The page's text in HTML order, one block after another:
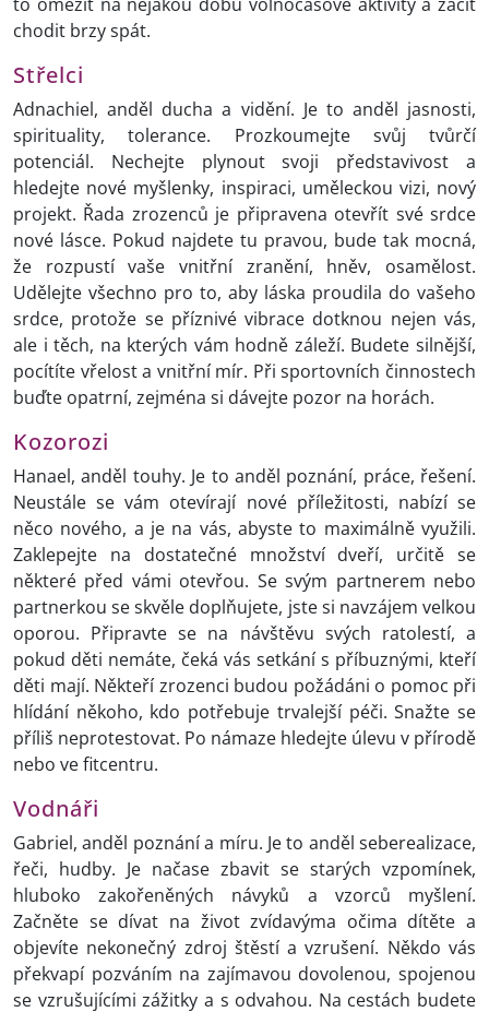
chodit brzy spát.
Střelci
Adnachiel, anděl ducha a vidění. Je to anděl jasnosti,
spirituality, tolerance. Prozkoumejte svůj tvůrčí
potenciál. Nechejte plynout svoji představivost a
hledejte nové myšlenky, inspiraci, uměleckou vizi, nový
projekt. Řada zrozenců je připravena otevřít své srdce
nové lásce. Pokud najdete tu pravou, bude tak mocná,
že rozpustí vaše vnitřní zranění, hněv, osamělost.
Udělejte všechno pro to, aby láska proudila do vašeho
srdce, protože se příznivé vibrace dotknou nejen vás,
ale i těch, na kterých vám hodně záleží. Budete silnější,
pocítíte vřelost a vnitřní mír. Při sportovních činnostech
buďte opatrní, zejména si dávejte pozor na horách.
Kozorozi
Hanael, anděl touhy. Je to anděl poznání, práce, řešení.
Neustále se vám otevírají nové příležitosti, nabízí se
něco nového, a je na vás, abyste to maximálně využili.
Zaklepejte na dostatečné množství dveří, určitě se
některé před vámi otevřou. Se svým partnerem nebo
partnerkou se skvěle doplňujete, jste si navzájem velkou
oporou. Připravte se na návštěvu svých ratolestí, a
pokud děti nemáte, čeká vás setkání s příbuznými, kteří
děti mají. Někteří zrozenci budou požádáni o pomoc při
hlídání někoho, kdo potřebuje trvalejší péči. Snažte se
příliš neprotestovat. Po námaze hledejte úlevu v přírodě
nebo ve fitcentru.
Vodnáři
Gabriel, anděl poznání a míru. Je to anděl seberealizace,
řeči, hudby. Je načase zbavit se starých vzpomínek,
hluboko zakořeněných návyků a vzorců myšlení.
Začněte se dívat na život zvídavýma očima dítěte a
objevíte nekonečný zdroj štěstí a vzrušení. Někdo vás
překvapí pozváním na zajímavou dovolenou, spojenou
se vzrušujícími zážitky a s odvahou. Na cestách budete